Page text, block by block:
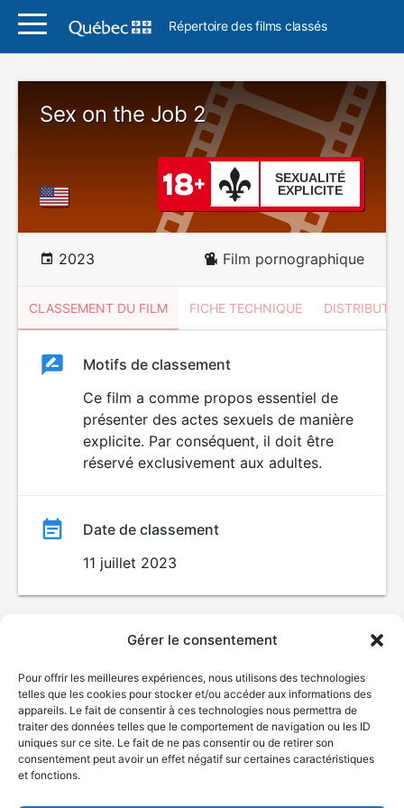
Gérer le consentement
Pour offrir les meilleures expériences, nous utilisons des technologies
telles que les cookies pour stocker et/ou accéder aux informations des
appareils. Le fait de consentir à ces technologies nous permettra de
traiter des données telles que le comportement de navigation ou les ID
uniques sur ce site. Le fait de ne pas consentir ou de retirer son
consentement peut avoir un effet négatif sur certaines caractéristiques
et fonctions.
Répertoire des films classés
Sex on the Job 2
SEXUALITÉ
EXPLICITE
2023 Film pornographique
CLASSEMENT DU FILM FICHE TECHNIQUE
ClassementClassement
SEXUALITÉ
EXPLICITE
Motifs de classement
Ce film a comme propos essentiel de
présenter des actes sexuels de manière
explicite. Par conséquent, il doit être
réservé exclusivement aux adultes.
Date de classement
11 juillet 2023